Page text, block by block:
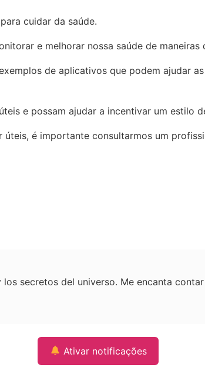
cuidar da saúde.
e melhorar nossa saúde de maneiras
de aplicativos que podem ajudar
e possam ajudar a incentivar um estilo
é importante consultarmos um
secretos del universo. Me encanta
Ativar notificações